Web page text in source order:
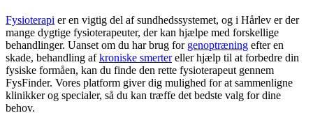
Fysioterapi er en vigtig del af sundhedssystemet, og i Hårlev er der
mange dygtige fysioterapeuter, der kan hjælpe med forskellige
behandlinger. Uanset om du har brug for genoptræning efter en
skade, behandling afkroniske smertereller hjælp til at forbedre din
fysiske formåen, kan du finde den rette fysioterapeut gennem
FysFinder. Vores platform giver dig mulighed for at sammenligne
klinikker og specialer, så du kan træffe det bedste valg for dine
behov.